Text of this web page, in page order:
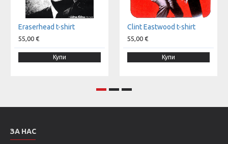
Eraserhead t-shirt
55,00 €
Купи
Clint Eastwood t-shirt
55,00 €
Купи
ЗА НАС